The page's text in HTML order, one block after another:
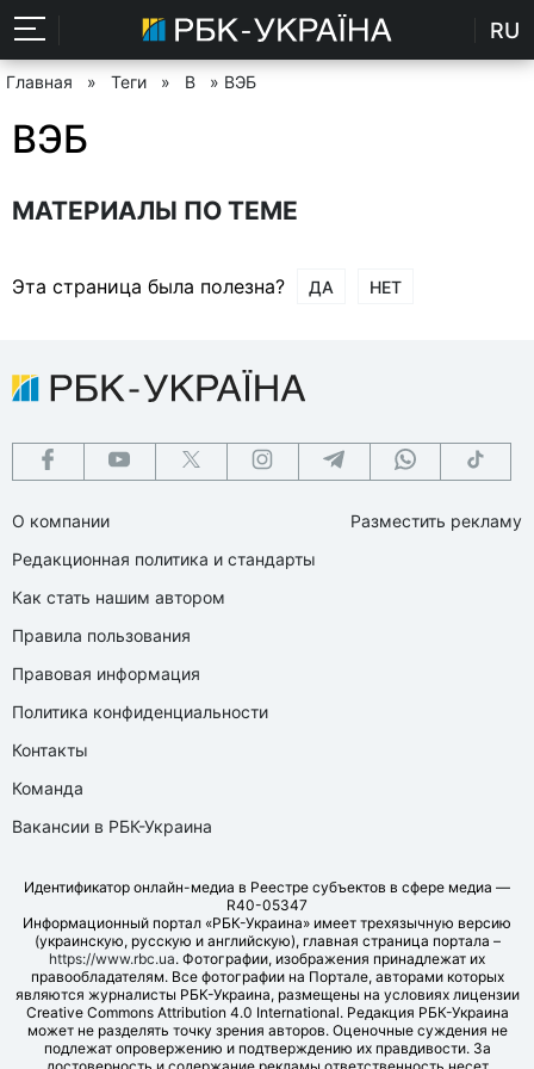
RU
Главная » Теги » В » ВЭБ
ВЭБ
МАТЕРИАЛЫ ПО ТЕМЕ
Эта страница была полезна? ДА НЕТ
О компании
Редакционная политика и стандарты
Как стать нашим автором
Правила пользования
Правовая информация
Политика конфиденциальности
Контакты
Команда
Вакансии в РБК-Украина
Разместить рекламу
Идентификатор онлайн-медиа в Реестре субъектов в сфере медиа —
R40-05347
Информационный портал «РБК-Украина» имеет трехязычную версию
(украинскую, русскую и английскую), главная страница портала –
https://www.rbc.ua. Фотографии, изображения принадлежат их
правообладателям. Все фотографии на Портале, авторами которых
являются журналисты РБК-Украина, размещены на условиях лицензии
Creative Commons Attribution 4.0 International. Редакция РБК-Украина
может не разделять точку зрения авторов. Оценочные суждения не
подлежат опровержению и подтверждению их правдивости. За